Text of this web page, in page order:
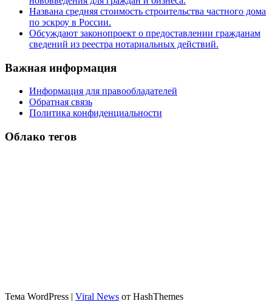
Названа средняя стоимость строительства частного дома
по эскроу в России.
Обсуждают законопроект о предоставлении гражданам
сведений из реестра нотариальных действий.
Важная информация
Информация для правообладателей
Обратная связь
Политика конфиденциальности
Облако тегов
Тема WordPress | Viral News от HashThemes